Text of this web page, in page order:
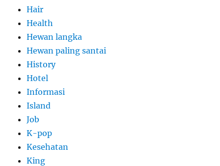
Hair
Health
Hewan langka
Hewan paling santai
History
Hotel
Informasi
Island
Job
K-pop
Kesehatan
King